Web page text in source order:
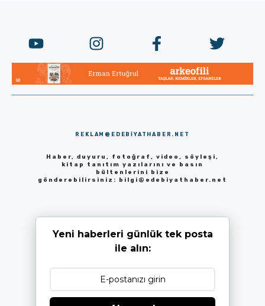
REKLAM@EDEBIYATHABER.NET
Haber, duyuru, fotoğraf, video, söyleşi,
kitap tanıtım yazılarını ve basın
bültenlerini bize
gönderebilirsiniz: bilgi@edebiyathaber.net
Yeni haberleri günlük tek posta
ile alın: